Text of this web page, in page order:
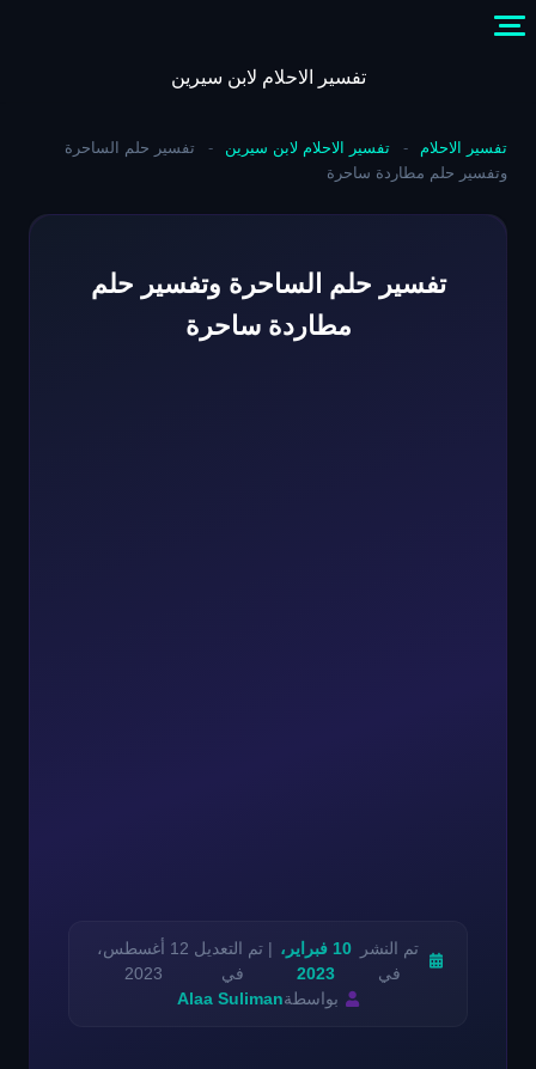
content
تفسير الاحلام لابن سيرين
تفسير الاحلام - تفسير الاحلام لابن سيرين -
تفسير حلم الساحرة
وتفسير حلم مطاردة ساحرة
تفسير حلم الساحرة وتفسير حلم
مطاردة ساحرة
تم النشر
في
10 فبراير،
2023
| تم التعديل
في
12 أغسطس،
2023
بواسطةAlaa Suliman